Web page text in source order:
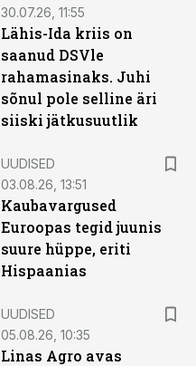
30.07.26, 11:55
Lähis-Ida kriis on
saanud DSVle
rahamasinaks. Juhi
sõnul pole selline äri
siiski jätkusuutlik
UUDISED
03.08.26, 13:51
Kaubavargused
Euroopas tegid juunis
suure hüppe, eriti
Hispaanias
UUDISED
05.08.26, 10:35
Linas Agro avas